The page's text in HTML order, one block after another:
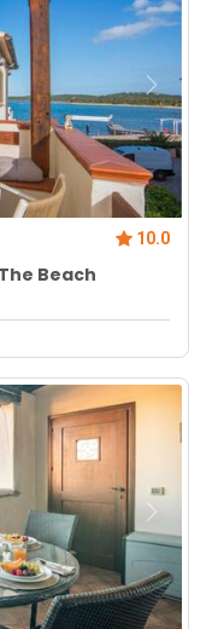
10.0
Beach